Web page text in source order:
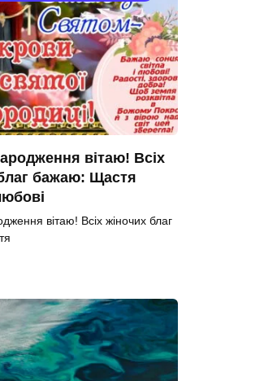
вітаю! Всіх
бажаю: Щастя
вітаю! Всіх жіночих благ